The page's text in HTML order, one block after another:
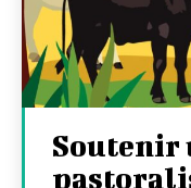
Soutenir